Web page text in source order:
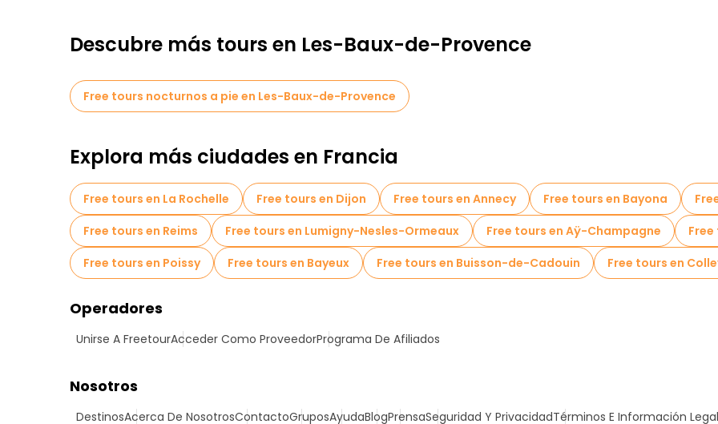
Descubre más tours en Les-Baux-de-Provence
Free tours nocturnos a pie en Les-Baux-de-Provence
Explora más ciudades en Francia
Free tours en La Rochelle Free tours en Dijon Free tours en Annecy Free tours en Bayona
Free tours en Reims
Free tours en Lumigny-Nesles-Ormeaux Free tours en Aÿ-Champagne
Free tours en Poissy
Free tours en Bayeux Free tours en Buisson-de-Cadouin Free tours en
Operadores
Unirse A FreetourAcceder Como ProveedorPrograma De Afiliados
Nosotros
DestinosAcerca De NosotrosContactoGruposAyudaBlogPrensaSeguridad Y PrivacidadTérminos E Información Legal